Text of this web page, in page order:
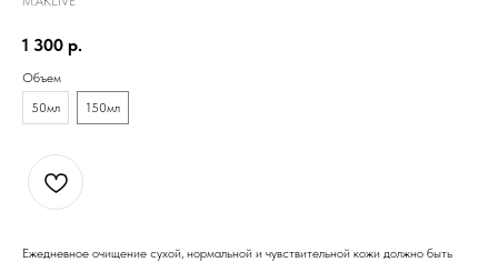
1 300 р.
Объем
50мл
150мл
Ежедневное очищение сухой, нормальной и чувствительной кожи должно быть